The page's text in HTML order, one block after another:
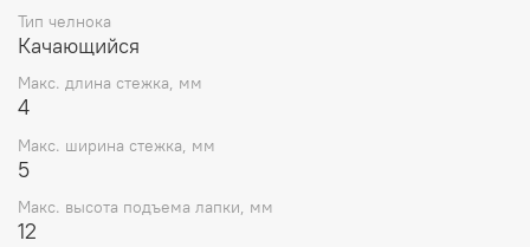
Тип челнока
Качающийся
Макс. длина стежка, мм
4
Макс. ширина стежка, мм
5
Макс. высота подъема лапки, мм
12